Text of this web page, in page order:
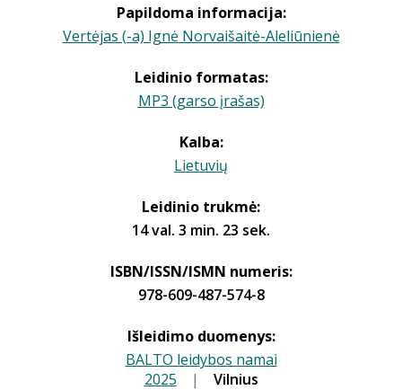
Papildoma informacija:
Vertėjas (-a) Ignė Norvaišaitė-Aleliūnienė
Leidinio formatas:
MP3 (garso įrašas)
Kalba:
Lietuvių
Leidinio trukmė:
14 val. 3 min. 23 sek.
ISBN/ISSN/ISMN numeris:
978-609-487-574-8
Išleidimo duomenys:
BALTO leidybos namai
2025 | Vilnius